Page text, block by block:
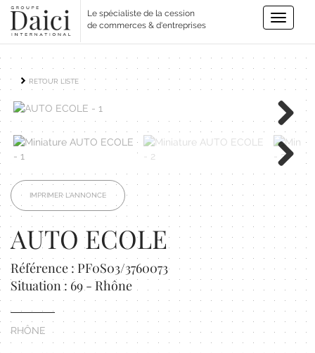
Le spécialiste de la cession
de commerces & d'entreprises
Toggle
RETOUR LISTE
Next
Next
IMPRIMER L'ANNONCE
AUTO ECOLE
Référence : PF0S03/3760073
Situation : 69 - Rhône
RHÔNE